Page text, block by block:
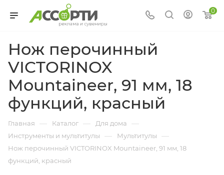
0
Нож перочинный
VICTORINOX
Mountaineer, 91 мм, 18
функций, красный
Главная — Каталог — Для дома —
Инструменты и мультитулы — Мультитулы —
Нож перочинный VICTORINOX Mountaineer, 91 мм, 18
функций, красный